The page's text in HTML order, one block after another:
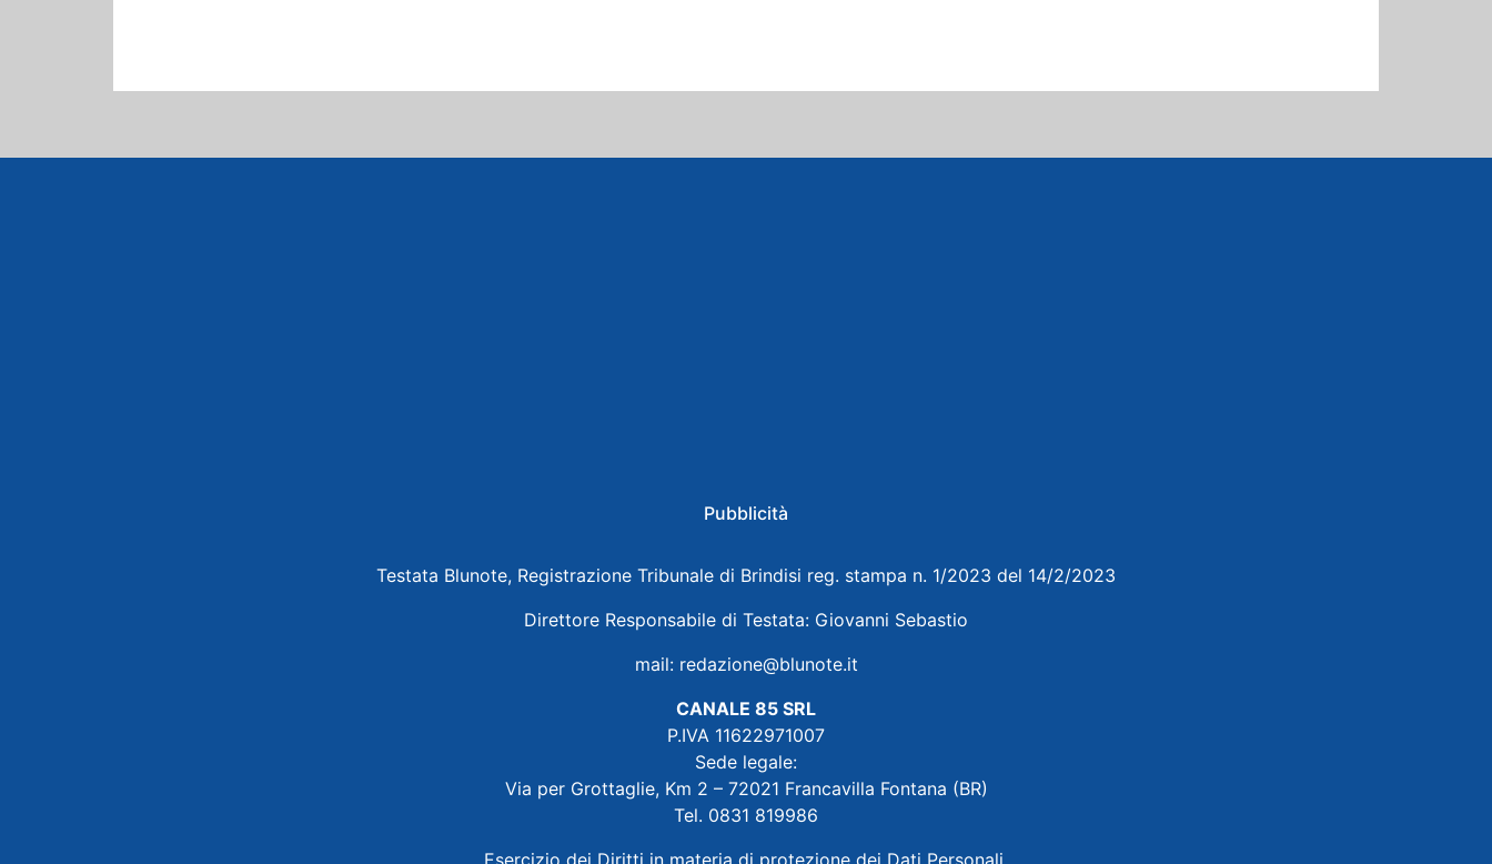
Pubblicità
Testata Blunote, Registrazione Tribunale di Brindisi reg. stampa n. 1/2023 del 14/2/2023
Direttore Responsabile di Testata: Giovanni Sebastio
mail: redazione@blunote.it
CANALE 85 SRL
P.IVA 11622971007
Sede legale:
Via per Grottaglie, Km 2 – 72021 Francavilla Fontana (BR)
Tel. 0831 819986
Esercizio dei Diritti in materia di protezione dei Dati Personali